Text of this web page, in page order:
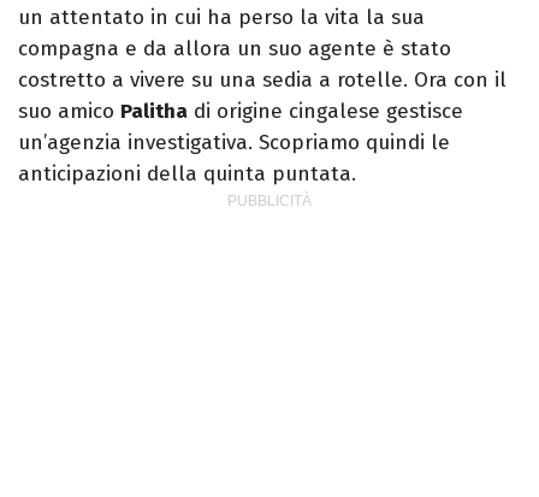
un attentato in cui ha perso la vita la sua
compagna e da allora un suo agente è stato
costretto a vivere su una sedia a rotelle. Ora con il
suo amico Palitha di origine cingalese gestisce
un’agenzia investigativa. Scopriamo quindi le
anticipazioni della quinta puntata.